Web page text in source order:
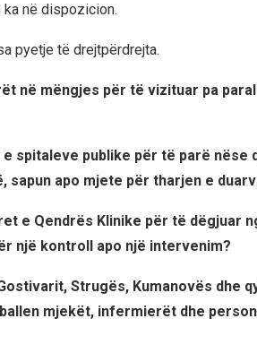
në dispozicion.
pyetje të drejtpërdrejta.
në mëngjes për të vizituar pa
spitaleve publike për të parë nëse
sapun apo mjete për tharjen e
e Qendrës Klinike për të dëgjuar
një kontroll apo një intervenim?
Strugës, Kumanovës dhe
mjekët, infermierët dhe